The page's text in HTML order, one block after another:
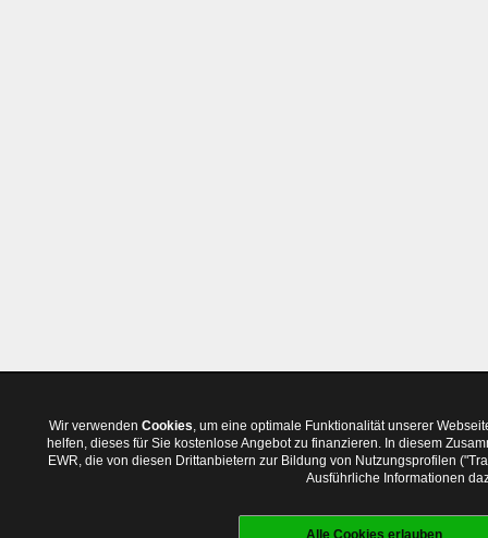
Wir verwenden Cookies, um eine optimale Funktionalität unserer
helfen, dieses für Sie kostenlose Angebot zu finanzieren. In diesem
EWR, die von diesen Drittanbietern zur Bildung von Nutzungsprofilen
Ausführliche Informationen
Alle Cookies erlauben